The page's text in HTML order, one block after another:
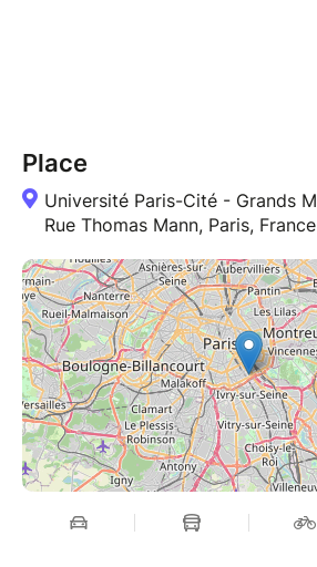
Place
Université Paris-Cité - Grands
Rue Thomas Mann, Paris, France